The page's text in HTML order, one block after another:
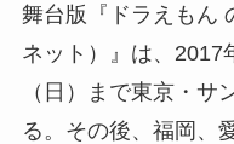
舞台版『ドラえもん
ネット）』は、2017
（日）まで東京・サ
る。その後、福岡、